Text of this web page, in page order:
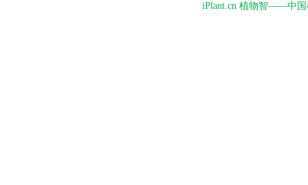
iPlant.cn 植物智——中国